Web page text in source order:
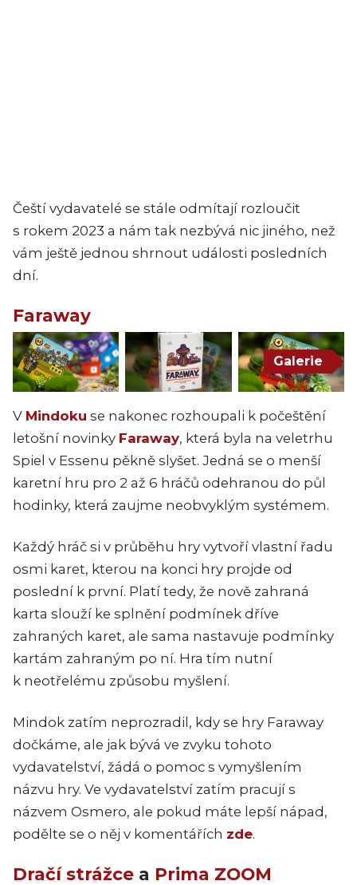
Čeští vydavatelé se stále odmítají rozloučit
s rokem 2023 a nám tak nezbývá nic jiného, než
vám ještě jednou shrnout události posledních
dní.
Faraway
Galerie
V Mindoku se nakonec rozhoupali k počeštění
letošní novinky Faraway, která byla na veletrhu
Spiel v Essenu pěkně slyšet. Jedná se o menší
karetní hru pro 2 až 6 hráčů odehranou do půl
hodinky, která zaujme neobvyklým systémem.
Každý hráč si v průběhu hry vytvoří vlastní řadu
osmi karet, kterou na konci hry projde od
poslední k první. Platí tedy, že nově zahraná
karta slouží ke splnění podmínek dříve
zahraných karet, ale sama nastavuje podmínky
kartám zahraným po ní. Hra tím nutní
k neotřelému způsobu myšlení.
Mindok zatím neprozradil, kdy se hry Faraway
dočkáme, ale jak bývá ve zvyku tohoto
vydavatelství, žádá o pomoc s vymyšlením
názvu hry. Ve vydavatelství zatím pracují s
názvem Osmero, ale pokud máte lepší nápad,
podělte se o něj v komentářích zde.
Dračí strážce a Prima ZOOM